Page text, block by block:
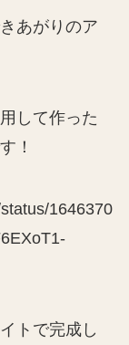
あがりのア
して作った
！
1646370
トで完成し